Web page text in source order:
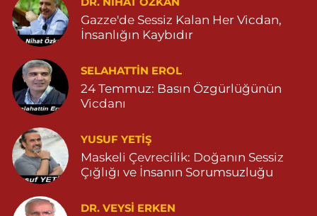
Yeni Şifa Eczanesi
13 MART MAHALLESİ ŞEHİT M.REMZİ YERSEL CADDESİ NO:3 G
ÖZEL MARDİN PARK HASTANESİ KARŞISI 04822131171
0 (482) 213 11 71 Yol Tarifi Al
Serhat Eczanesi
ZEYTİNPINAR MAH.ROJ CAD. DEVLET HASTANESİ KARŞISI NO:11
04822513006
0 (482) 251 30 06 Yol Tarifi Al
Çınarbaş Eczanesi
Gazze'de Sessiz Kalan Her Vicdan,
İnsanlığın Kaybıdır
SELAHATTIN EROL
24 Temmuz: Basın Özgürlüğünün
Vicdanı
YUSUF YETİŞ
Maskeli Çevrecilik: Doğanın Sessiz
Çığlığı ve İnsanın Sorumsuzluğu
DR. VEYSI ERKEN